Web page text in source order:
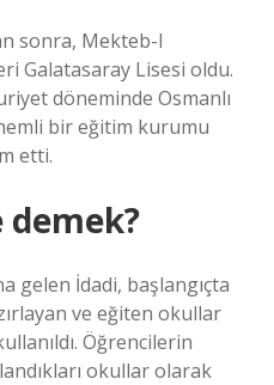
sonra, Mekteb-I
Galatasaray Lisesi oldu.
döneminde Osmanlı
bir eğitim kurumu
etti.
gelen İdadi, başlangıçta
ve eğiten okullar
Öğrencilerin
okullar olarak